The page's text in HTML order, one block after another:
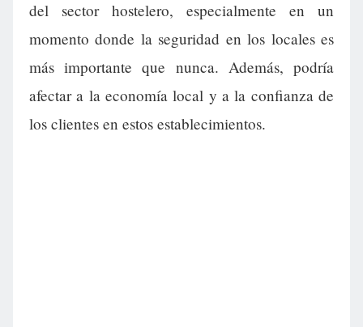
del sector hostelero, especialmente en un
momento donde la seguridad en los locales es
más importante que nunca. Además, podría
afectar a la economía local y a la confianza de
los clientes en estos establecimientos.